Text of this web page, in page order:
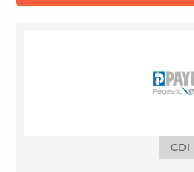
CDI